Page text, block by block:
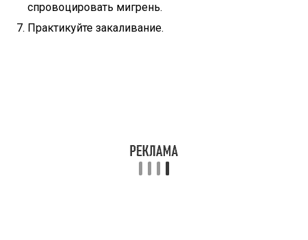
спровоцировать мигрень.
Практикуйте закаливание.